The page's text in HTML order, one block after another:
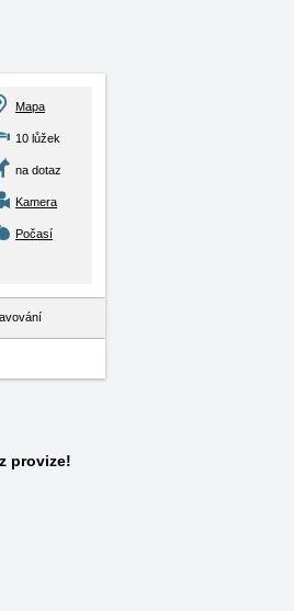
Mapa
10 lůžek
na dotaz
Kamera
Počasí
provize!